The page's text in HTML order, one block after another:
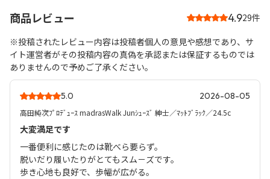
商品レビュー 4.929件
※投稿されたレビュー内容は投稿者個人の意見や感想であり、サ
イト運営者がその投稿内容の真偽を承認または保証するものでは
ありませんので予めご了承ください。
5.0 2026-08-05
高田純次ﾌﾟﾛﾃﾞｭｰｽ madrasWalk Junｼｭｰｽﾞ 紳士／ﾏｯﾄﾌﾞﾗｯｸ／24.5c
大変満足です
一番便利に感じたのは靴べら要らず。
脱いだり履いたりがとてもスム－ズです。
歩き心地も良好で、歩幅が広がる。